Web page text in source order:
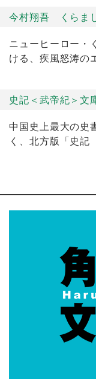
今村翔吾 くらま
ニューヒーロー・
ける、疾風怒涛の
史記＜武帝紀＞文
中国史上最大の史
く、北方版「史